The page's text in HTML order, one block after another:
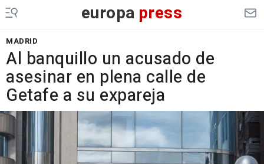
europa press
MADRID
Al banquillo un acusado de
asesinar en plena calle de
Getafe a su expareja